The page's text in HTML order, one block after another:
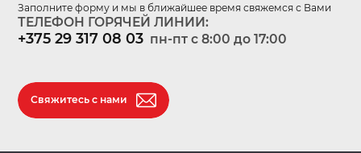
Заполните форму и мы в ближайшее время свяжемся с Вами
ТЕЛЕФОН ГОРЯЧЕЙ ЛИНИИ:
+375 29 317 08 03 пн-пт c 8:00 до 17:00
Свяжитесь с нами